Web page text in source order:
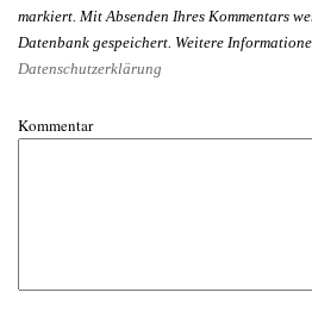
markiert. Mit Absenden Ihres Kommentars
Datenbank gespeichert. Weitere
Datenschutzerklärung
Kommentar